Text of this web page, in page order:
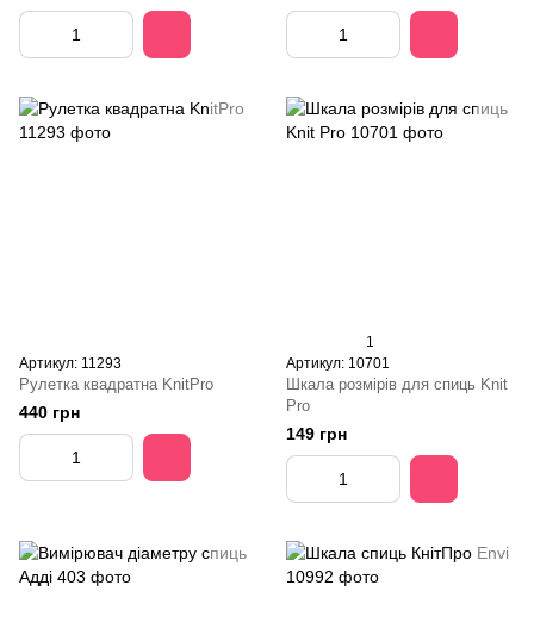
Артикул: 11293
Рулетка квадратна KnitPro
440 грн
1
Артикул: 10701
Шкала розмірів для спиць Knit
Pro
149 грн